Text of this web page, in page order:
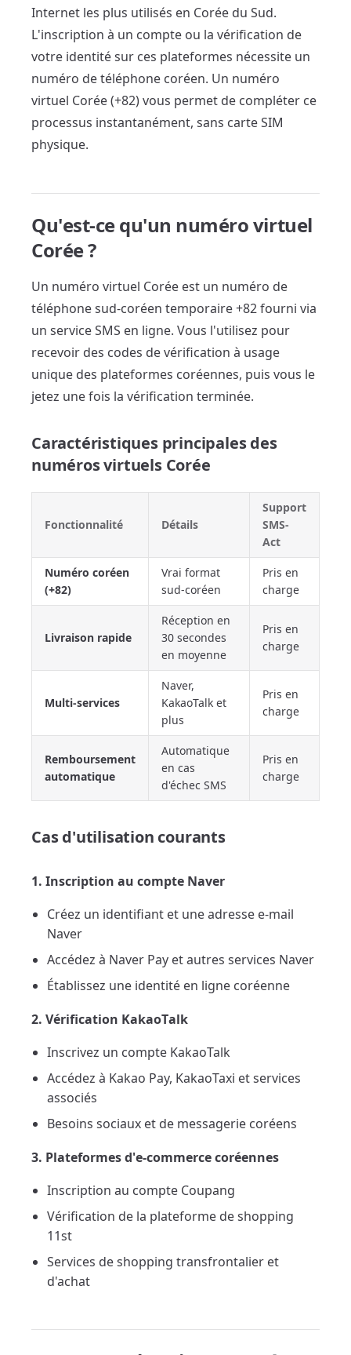
Internet les plus utilisés en Corée du Sud.
L'inscription à un compte ou la vérification de
votre identité sur ces plateformes nécessite un
numéro de téléphone coréen. Un numéro
virtuel Corée (+82) vous permet de compléter ce
processus instantanément, sans carte SIM
physique.
Qu'est-ce qu'un numéro virtuel
Corée ?
Un numéro virtuel Corée est un numéro de
téléphone sud-coréen temporaire +82 fourni via
un service SMS en ligne. Vous l'utilisez pour
recevoir des codes de vérification à usage
unique des plateformes coréennes, puis vous le
jetez une fois la vérification terminée.
Caractéristiques principales des
numéros virtuels Corée
Fonctionnalité Détails
Support
SMS-
Act
Numéro coréen
(+82)
Vrai format
sud-coréen
Pris en
charge
Livraison rapide
Réception en
30 secondes
en moyenne
Pris en
charge
Multi-services
Naver,
KakaoTalk et
plus
Pris en
charge
Remboursement
automatique
Automatique
en cas
d'échec SMS
Pris en
charge
Cas d'utilisation courants
1. Inscription au compte Naver
Créez un identifiant et une adresse e-mail
Naver
Accédez à Naver Pay et autres services Naver
Établissez une identité en ligne coréenne
2. Vérification KakaoTalk
Inscrivez un compte KakaoTalk
Accédez à Kakao Pay, KakaoTaxi et services
associés
Besoins sociaux et de messagerie coréens
3. Plateformes d'e-commerce coréennes
Inscription au compte Coupang
Vérification de la plateforme de shopping
11st
Services de shopping transfrontalier et
d'achat